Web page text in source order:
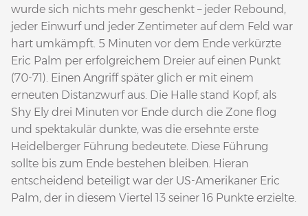
wurde sich nichts mehr geschenkt – jeder Rebound,
jeder Einwurf und jeder Zentimeter auf dem Feld war
hart umkämpft. 5 Minuten vor dem Ende verkürzte
Eric Palm per erfolgreichem Dreier auf einen Punkt
(70-71). Einen Angriff später glich er mit einem
erneuten Distanzwurf aus. Die Halle stand Kopf, als
Shy Ely drei Minuten vor Ende durch die Zone flog
und spektakulär dunkte, was die ersehnte erste
Heidelberger Führung bedeutete. Diese Führung
sollte bis zum Ende bestehen bleiben. Hieran
entscheidend beteiligt war der US-Amerikaner Eric
Palm, der in diesem Viertel 13 seiner 16 Punkte erzielte.